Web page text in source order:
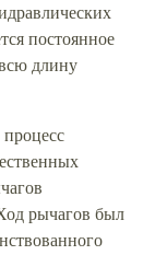
постоянное
длину
рычагов был